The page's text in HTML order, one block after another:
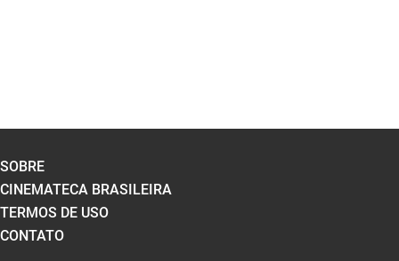
SOBRE
CINEMATECA BRASILEIRA
TERMOS DE USO
CONTATO